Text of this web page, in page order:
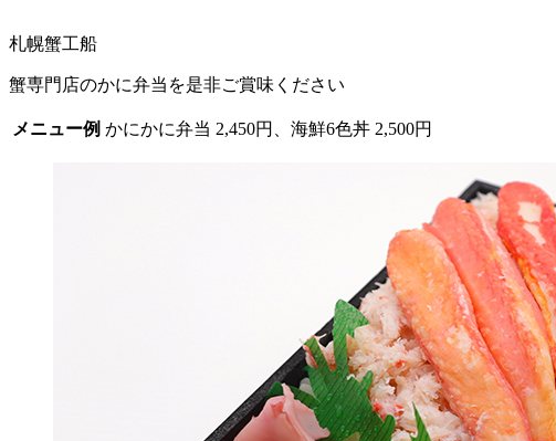
札幌蟹工船
蟹専門店のかに弁当を是非ご賞味ください
メニュー例 かにかに弁当 2,450円、海鮮6色丼 2,500円